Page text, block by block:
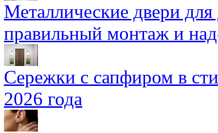
Металлические двери
правильный монтаж и
Сережки с сапфиром в
2026 года